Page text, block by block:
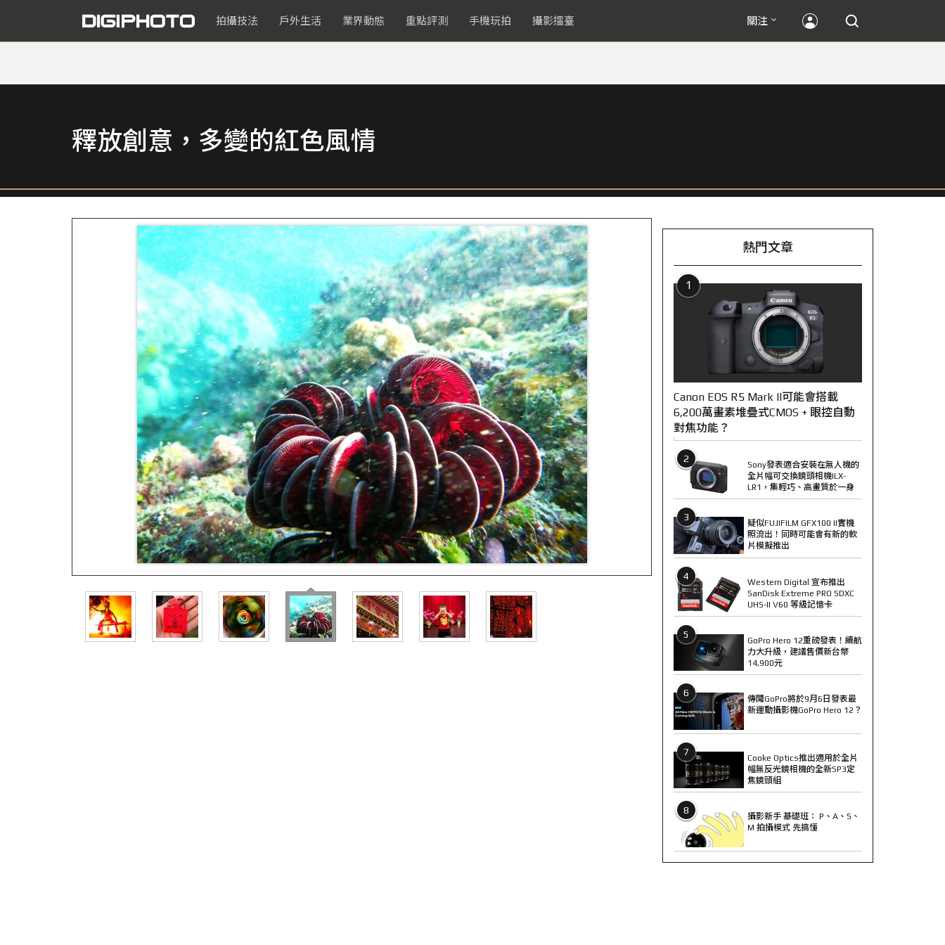
拍攝技法 戶外生活 業界動態 重點評測 手機玩拍 攝影擂臺 關注
釋放創意，多變的紅色風情
熱門文章
1
Canon EOS R5 Mark II可能會搭載
6,200萬畫素堆疊式CMOS + 眼控自動
對焦功能？
2
Sony發表適合安裝在無人機的
全片幅可交換鏡頭相機ILX-
LR1，集輕巧、高畫質於一身
3
疑似FUJIFILM GFX100 II實機
照流出！同時可能會有新的軟
片模擬推出
4
Western Digital 宣布推出
SanDisk Extreme PRO SDXC
UHS-II V60 等級記憶卡
5
GoPro Hero 12重磅發表！續航
力大升級，建議售價新台幣
14,900元
6
傳聞GoPro將於9月6日發表最
新運動攝影機GoPro Hero 12？
7
Cooke Optics推出適用於全片
幅無反光鏡相機的全新SP3定
焦鏡頭組
8
攝影新手 基礎班： P、A、S、
M 拍攝模式 先搞懂